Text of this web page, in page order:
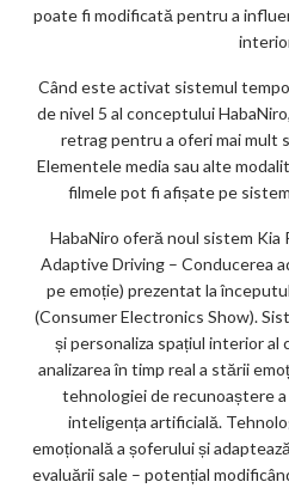
poate fi modificată pentru a
Când este activat sistemul
de nivel 5 al conceptului
retrag pentru a oferi mai mult
Elementele media sau alte
filmele pot fi afișate pe
HabaNiro oferă noul sistem Kia
Adaptive Driving – Conducerea
pe emoție) prezentat la
(Consumer Electronics Show).
și personaliza spațiul interior al
analizarea în timp real a stării
tehnologiei de recunoaștere
inteligența artificială.
emoțională a șoferului și
evaluării sale – potențial